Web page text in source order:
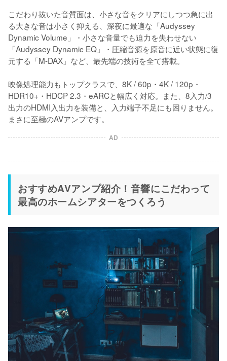
こだわり抜いた音質面は、小さな音をクリアにしつつ急に出
る大きな音は小さく抑える、深夜に最適な「Audyssey
Dynamic Volume」・小さな音量でも迫力を失わせない
「Audyssey Dynamic EQ」・圧縮音源を原音に近い状態に復
元する「M-DAX」など、最先端の技術を全て搭載。
映像処理能力もトップクラスで、8K / 60p・4K / 120p・
HDR10+・HDCP 2.3・eARCと幅広く対応。また、8入力/3
出力のHDMI入出力を装備と、入力端子不足にも困りません。
まさに至極のAVアンプです。
AD
おすすめAVアンプ紹介！音響にこだわって
最高のホームシアターをつくろう